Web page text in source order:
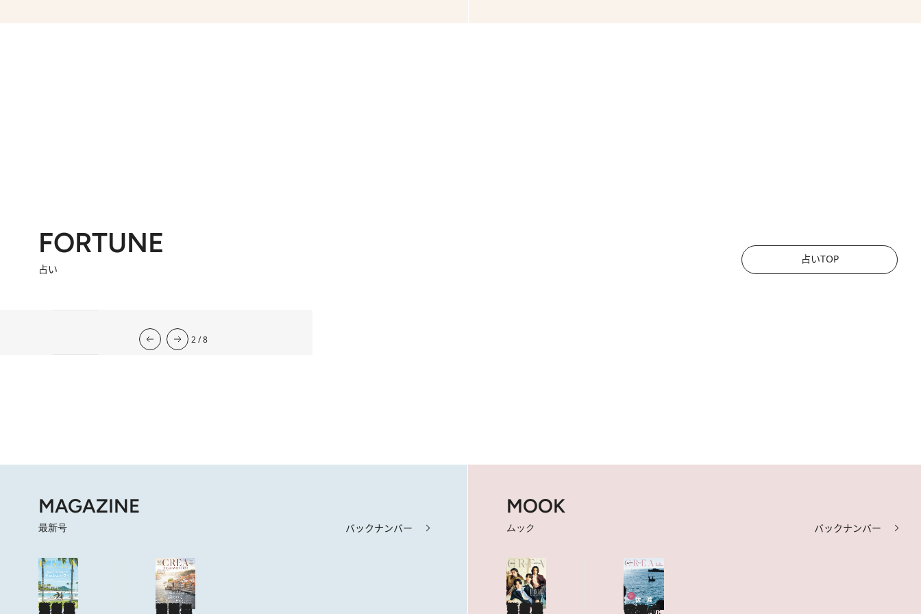
FORTUNE
占い
占いTOP
2026.7.31
2026.7.29
2026.8.7
東京ケイ子の 「オンナの算命学」
2 Hours Ago
岡本翔子の日めくりムーンカレンダー2026.8.2
今週の12星座占い 2/8
MAGAZINE
最新号 バックナンバー
海も山もグルメも。人生最高の旅へ
やっぱり、ハワイ！
目次を見る
特集記事を読む
ショップリスト 海風と太陽に誘われてポルトガルに会いに行く
目次を見る
特集記事を読む
MOOK
ムック バックナンバー
海も山もグルメも。人生最高の旅へ
やっぱり、ハワイ！
目次を見る
特集記事を読む
ショップリスト CREA Due 佐渡
目次を見る
特集記事を読む